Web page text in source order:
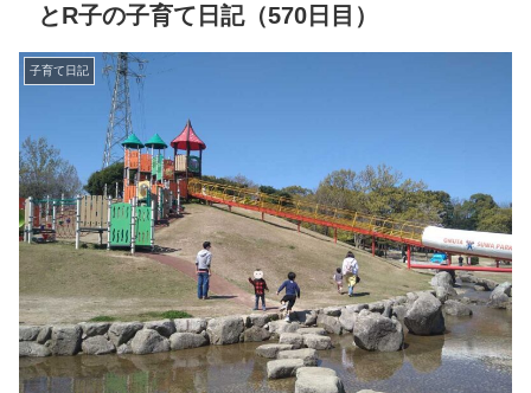
とR子の子育て日記（570日目）
子育て日記